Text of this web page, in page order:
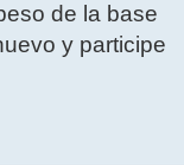
de la base
y participe